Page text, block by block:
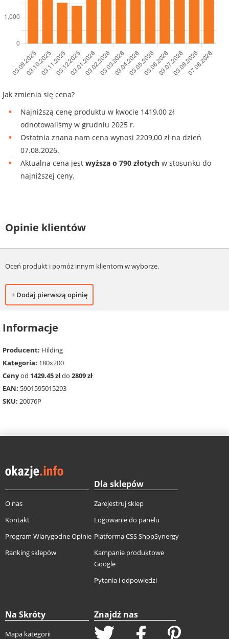
Jak zmienia się cena?
Najniższą cenę produktu w kwocie 1419,00 zł
odnotowaliśmy w grudniu 2025 r.
Ostatnia znana nam cena wynosi 2209,00 zł na dzień
07.08.2026.
Aktualna cena jest wyższa o 790 złotych w stosunku do
najniższej ceny.
Opinie klientów
Oceń produkt i pomóż innym klientom w wyborze.
+ Dodaj pierwszą opinię
Informacje
Producent: Hilding
Kategoria: 180x200
Cenyod 1429.45 złdo 2809 zł
EAN: 5901595015293
SKU: 20076P
O nas
Kontakt
Program Wiarygodne Opinie
Ranking sklepów
Dla sklepów
Zarejestruj sklep
Logowanie do panelu
Platforma CSS ShopSynergy
Kampanie produktowe
Google
Pytania i odpowiedzi
Na Skróty
Mapa kategorii
Znajdź nas